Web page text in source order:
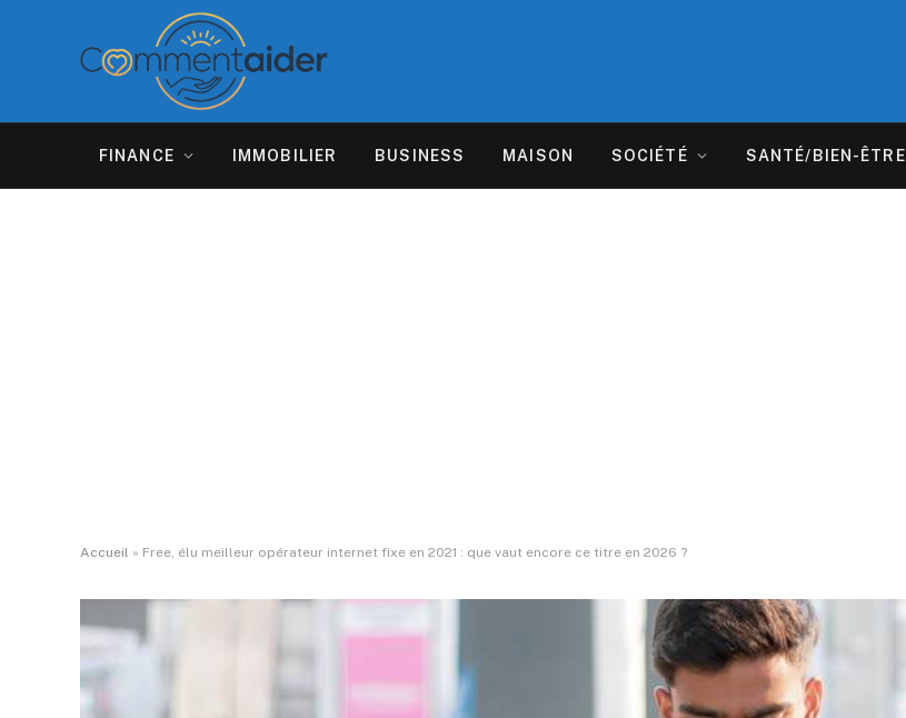
FINANCE IMMOBILIER BUSINESS MAISON SOCIÉTÉ SANTÉ/BIEN-ÊTRE
Accueil » Free, élu meilleur opérateur internet fixe en 2021 : que vaut encore ce titre en 2026 ?